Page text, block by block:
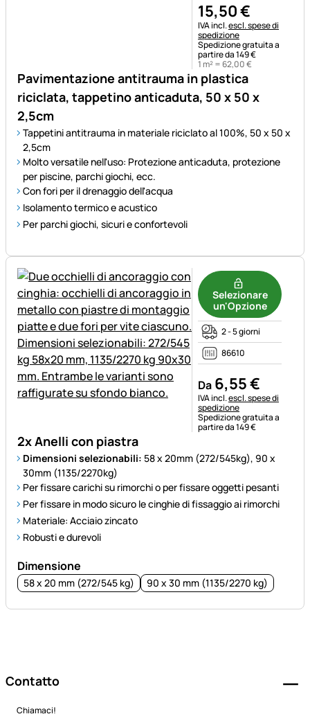
Pavimentazione antitrauma in plastica
riciclata, tappetino anticaduta, 50 x 50 x
2,5cm
Tappetini antitrauma in materiale riciclato al 100%, 50 x 50 x
2,5cm
Molto versatile nell'uso: Protezione anticaduta, protezione
per piscine, parchi giochi, ecc.
Con fori per il drenaggio dell'acqua
Isolamento termico e acustico
Per parchi giochi, sicuri e confortevoli
15,50€
Informazioni fiscali:
IVA incl.escl. spese di
spedizione
Spedizione gratuita a
partire da 149 €
1 m² = 62,00€
2x Anelli con piastra
Dimensioni selezionabili: 58 x 20mm (272/545kg), 90 x
30mm (1135/2270kg)
Per fissare carichi su rimorchi o per fissare oggetti pesanti
Per fissare in modo sicuro le cinghie di fissaggio ai rimorchi
Materiale: Acciaio zincato
Robusti e durevoli
Dimensione
58 x 20 mm (272/545 kg) 90 x 30 mm (1135/2270 kg)
Selezionare
un'Opzione
2 - 5 giorni
86610
Da 6,55€
Informazioni fiscali:
IVA incl.escl. spese di
spedizione
Spedizione gratuita a
partire da 149 €
Contatto
Chiamaci!